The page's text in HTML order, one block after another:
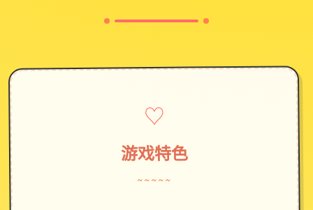
♡
游戏特色
~~~~~